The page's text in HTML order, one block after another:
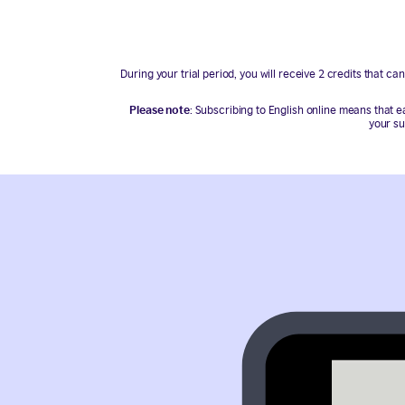
During your trial period, you will receive 2 credits that
Please note: Subscribing to English online means that
your